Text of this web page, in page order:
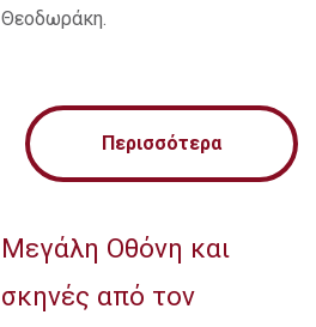
Θεοδωράκη.
Περισσότερα
Μεγάλη Οθόνη και
σκηνές από τον